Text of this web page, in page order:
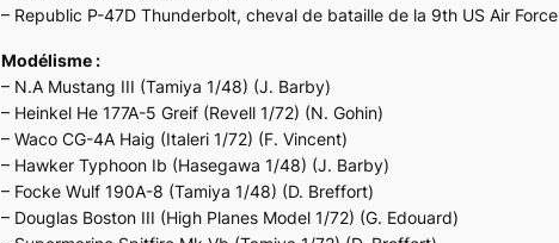
– Republic P-47D Thunderbolt, cheval de bataille de la 9th US Air Force
Modélisme :
– N.A Mustang III (Tamiya 1/48) (J. Barby)
– Heinkel He 177A-5 Greif (Revell 1/72) (N. Gohin)
– Waco CG-4A Haig (Italeri 1/72) (F. Vincent)
– Hawker Typhoon Ib (Hasegawa 1/48) (J. Barby)
– Focke Wulf 190A-8 (Tamiya 1/48) (D. Breffort)
– Douglas Boston III (High Planes Model 1/72) (G. Edouard)